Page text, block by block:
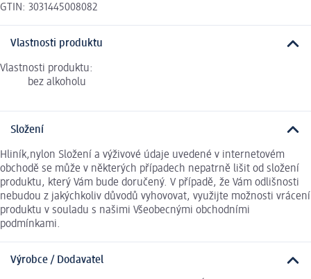
GTIN: 3031445008082
Vlastnosti produktu
Vlastnosti produktu:
bez alkoholu
Složení
Hliník,nylon Složení a výživové údaje uvedené v internetovém
obchodě se může v některých případech nepatrně lišit od složení
produktu, který Vám bude doručený. V případě, že Vám odlišnosti
nebudou z jakýchkoliv důvodů vyhovovat, využijte možnosti vrácení
produktu v souladu s našimi Všeobecnými obchodními
podmínkami.
Výrobce / Dodavatel